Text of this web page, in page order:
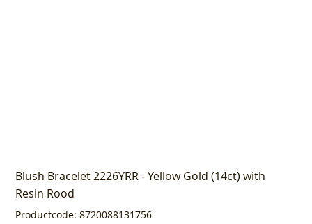
Blush Bracelet 2226YRR - Yellow Gold (14ct) with
Resin Rood
Productcode: Productcode
8720088131756
8720088131756